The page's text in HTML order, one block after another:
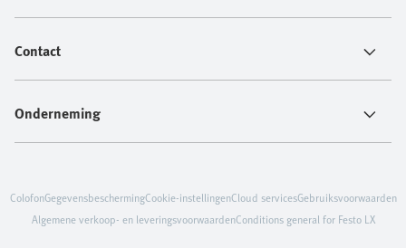
Contact
Onderneming
ColofonGegevensbeschermingCookie-instellingenCloud servicesGebruiksvoorwaarden
Algemene verkoop- en leveringsvoorwaardenConditions general for Festo LX